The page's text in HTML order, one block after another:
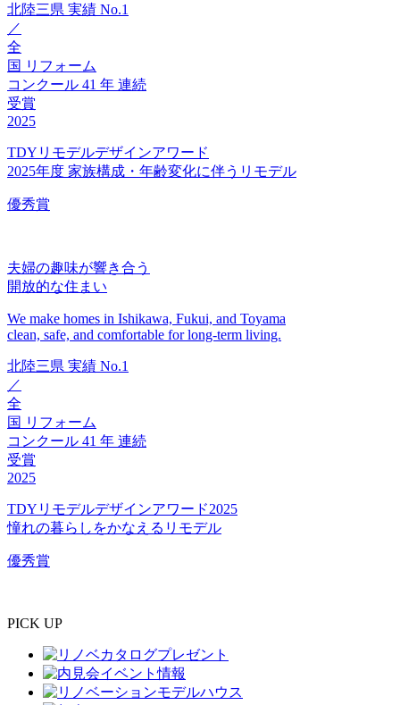
北陸三県 実績 No.1
／
全
国 リフォーム
コンクール 41 年 連続
受賞
2025
TDYリモデルデザインアワード
2025年度 家族構成・年齢変化に伴うリモデル
優秀賞
夫婦の趣味が響き合う
開放的な住まい
We make homes in Ishikawa, Fukui, and Toyama
clean, safe, and comfortable for long-term living.
北陸三県 実績 No.1
／
全
国 リフォーム
コンクール 41 年 連続
受賞
2025
TDYリモデルデザインアワード2025
憧れの暮らしをかなえるリモデル
優秀賞
PICK UP